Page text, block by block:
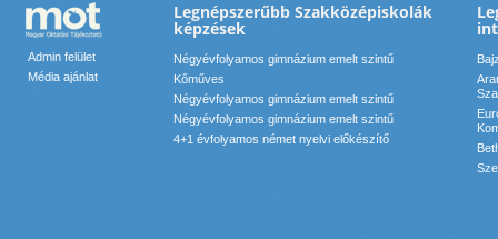
Admin felület
Média ajánlat
Legnépszerűbb Szakközépiskolák
képzések
Négyévfolyamos gimnázium emelt szintű
Kőműves
Négyévfolyamos gimnázium emelt szintű
Négyévfolyamos gimnázium emelt szintű
4+1 évfolyamos német nyelvi előkészítő